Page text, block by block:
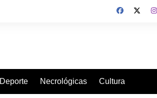
Deporte Necrológicas Cultura